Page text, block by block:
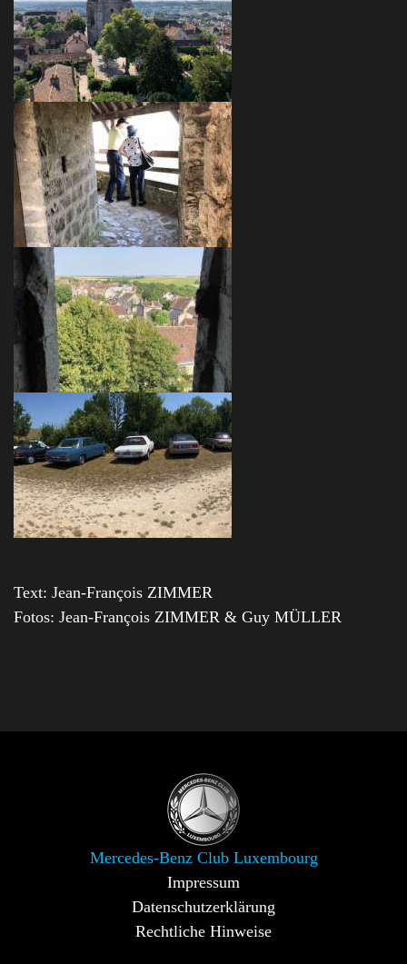
Text: Jean-François ZIMMER
Fotos: Jean-François ZIMMER & Guy MÜLLER
Mercedes-Benz Club Luxembourg
Impressum
Datenschutzerklärung
Rechtliche Hinweise